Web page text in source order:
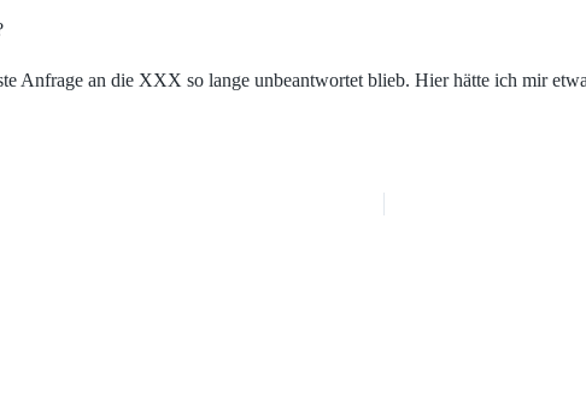
Anfrage an die XXX so lange unbeantwortet blieb. Hier hätte ich mir